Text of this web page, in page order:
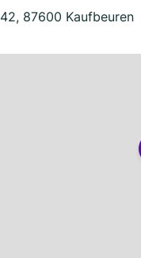
87600 Kaufbeuren